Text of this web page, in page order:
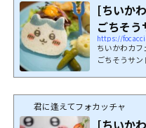
[ちいか
ごちそ
https://
ちいかわカ
ごちそうサ
君に逢えてフォカッチャ
[ちいか